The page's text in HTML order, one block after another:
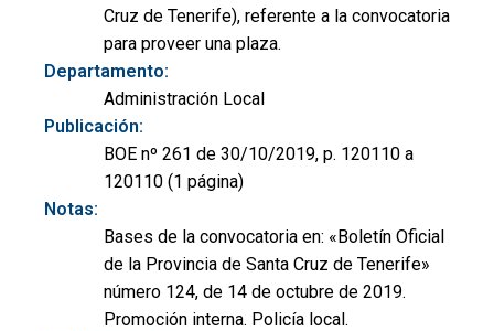
Cruz de Tenerife), referente a la convocatoria
para proveer una plaza.
Departamento:
Administración Local
Publicación:
BOE nº 261 de 30/10/2019, p. 120110 a
120110 (1 página)
Notas:
Bases de la convocatoria en: «Boletín Oficial
de la Provincia de Santa Cruz de Tenerife»
número 124, de 14 de octubre de 2019.
Promoción interna. Policía local.